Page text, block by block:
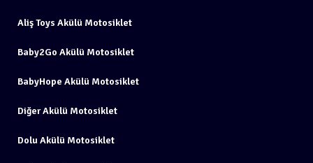
Aliş Toys Akülü Motosiklet
Baby2Go Akülü Motosiklet
BabyHope Akülü Motosiklet
Diğer Akülü Motosiklet
Dolu Akülü Motosiklet